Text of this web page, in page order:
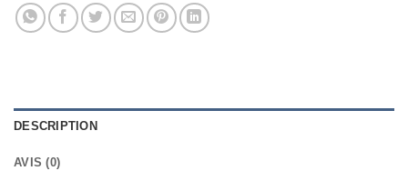
DESCRIPTION
AVIS (0)